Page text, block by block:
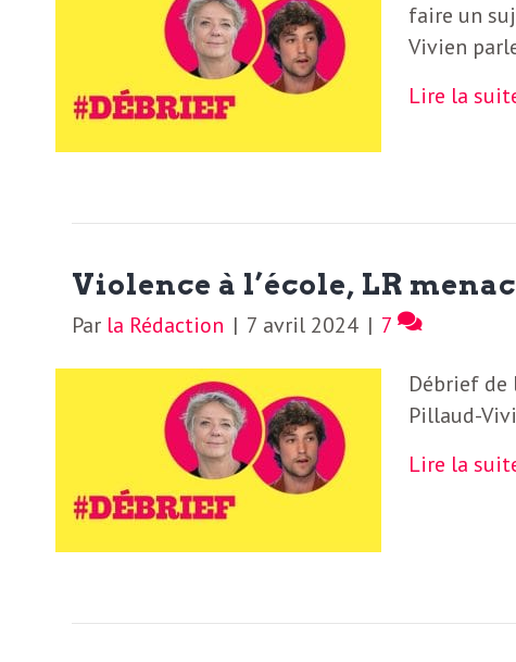
D
e
b
r
i
f
F
r
L
r
R
e
faire un
Vivien
Lire la
Violence à l’école, LR
Par la Rédaction | 7 avril 2024 | 7
Débrief de
Pillaud-
Lire la